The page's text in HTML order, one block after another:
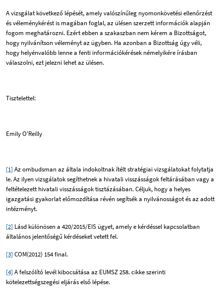
A vizsgálat következő lépését, amely valószínűleg nyomonkövetési ellenőrzést
és véleménykérést is magában foglal, az ülésen szerzett információk alapján
fogom meghatározni. Ezért ebben a szakaszban nem kérem a Bizottságot,
hogy nyilvánítson véleményt az ügyben. Ha azonban a Bizottság úgy véli,
hogy helyénvalóbb lenne a fenti információkérések némelyikére írásban
válaszolni, ezt jelezni lehet az ülésen.
Tisztelettel:
Emily O'Reilly
[1] Az ombudsman az általa indokoltnak ítélt stratégiai vizsgálatokat folytatja
le. Az ilyen vizsgálatok segíthetnek a hivatali visszásságok feltárásában vagy a
feltételezett hivatali visszásságok tisztázásában. Céljuk, hogy a helyes
igazgatási gyakorlat előmozdítása révén segítsék a nyilvánosságot és az adott
intézményt.
[2] Lásd különösen a 420/2015/EIS ügyet, amely e kérdéssel kapcsolatban
általános jelentőségű kérdéseket vetett fel.
[3] COM(2012) 154 final.
[4] A felszólító levél kibocsátása az EUMSZ 258. cikke szerinti
kötelezettségszegési eljárás első lépése.